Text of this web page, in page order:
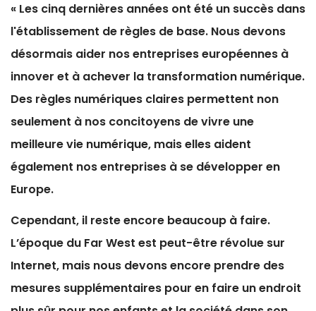
« Les cinq dernières années ont été un succès dans
l'établissement de règles de base. Nous devons
désormais aider nos entreprises européennes à
innover et à achever la transformation numérique.
Des règles numériques claires permettent non
seulement à nos concitoyens de vivre une
meilleure vie numérique, mais elles aident
également nos entreprises à se développer en
Europe.
Cependant, il reste encore beaucoup à faire.
L’époque du Far West est peut-être révolue sur
Internet, mais nous devons encore prendre des
mesures supplémentaires pour en faire un endroit